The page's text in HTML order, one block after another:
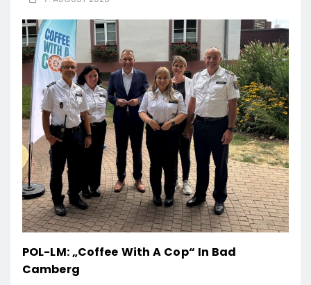
POL-LM: „Coffee With A Cop“ In Bad
Camberg